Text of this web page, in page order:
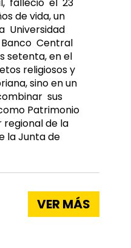
falleció el 23
de vida, un
Universidad
Central
setenta, en el
religiosos y
sino en un
sus
Patrimonio
regional de la
la Junta de
VER MÁS